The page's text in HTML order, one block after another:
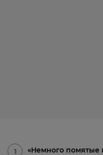
1
«Немного помятые